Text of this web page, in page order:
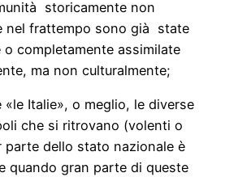
storicamente non
nel frattempo sono già state
o completamente assimilate
ma non culturalmente;
«le Italie», o meglio, le diverse
che si ritrovano (volenti o
parte dello stato nazionale è
quando gran parte di queste